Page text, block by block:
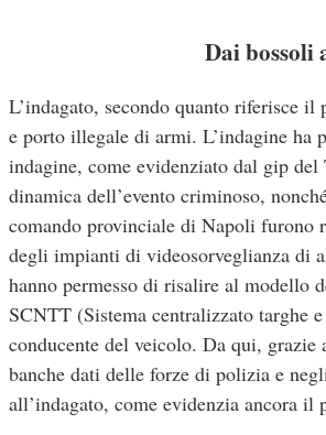
Dai bossoli
L’indagato, secondo quanto riferisce
e porto illegale di armi. L’indagine ha
indagine, come evidenziato dal gip
dinamica dell’evento criminoso,
comando provinciale di Napoli furono
degli impianti di videosorveglianza di
hanno permesso di risalire al modello
SCNTT (Sistema centralizzato targhe
conducente del veicolo. Da qui,
banche dati delle forze di polizia e
all’indagato, come evidenzia ancora il